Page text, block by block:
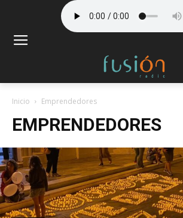
Inicio Emprendedores
EMPRENDEDORES